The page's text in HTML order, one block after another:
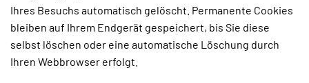
Ihres Besuchs automatisch gelöscht. Permanente Cookies
bleiben auf Ihrem Endgerät gespeichert, bis Sie diese
selbst löschen oder eine automatische Löschung durch
Ihren Webbrowser erfolgt.